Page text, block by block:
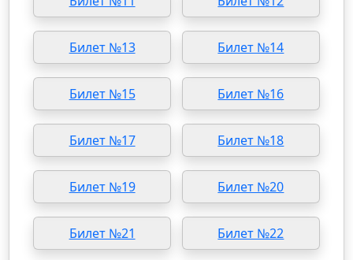
Билет №13 Билет №14
Билет №15 Билет №16
Билет №17 Билет №18
Билет №19 Билет №20
Билет №21 Билет №22